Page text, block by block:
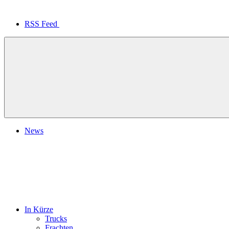
RSS Feed
News
In Kürze
Trucks